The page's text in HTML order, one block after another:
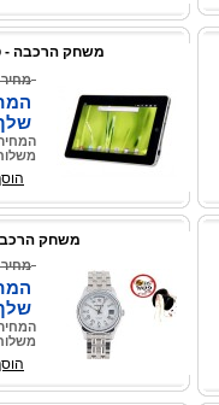
משחק הרכבה -
משחק